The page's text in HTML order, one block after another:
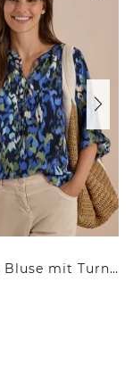
3/4-Arm Bluse mit Turn-Up und Print